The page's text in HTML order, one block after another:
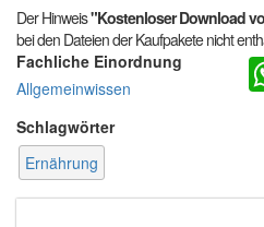
Der Hinweis"Kostenloser Download
bei den Dateien der Kaufpakete nicht
Fachliche Einordnung
Allgemeinwissen
Schlagwörter
Ernährung